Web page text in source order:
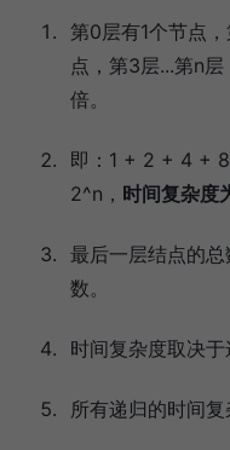
第0层有1个节点
点，第3层...第n
倍。
即：1 + 2 + 4 +
2^n， 时间复杂度
最后一层结点的
数。
时间复杂度取决于
所有递归的时间复